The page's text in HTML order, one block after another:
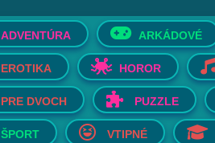
ADVENTÚRA ARKÁDOVÉ
EROTIKA HOROR
PRE DVOCH PUZZLE
ŠPORT VTIPNÉ